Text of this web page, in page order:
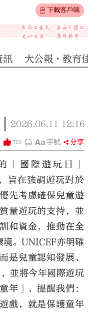
下載客戶端
訊 大公報·教育
2026.06.11 12:16
726 字號 分享
「國際遊玩日」
旨在強調遊玩對於
先考慮確保兒童遊
量遊玩的支持，並
和資金，推動在全
境。UNICEF亦明確
是兒童認知發展、
並將今年國際遊玩
年」，提醒我們：
戲，就是保護童年